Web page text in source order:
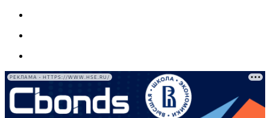
РЕКЛАМА • HTTPS://WWW.HSE.RU/